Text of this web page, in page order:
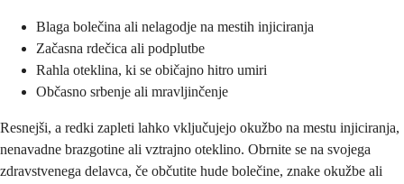
Blaga bolečina ali nelagodje na mestih injiciranja
Začasna rdečica ali podplutbe
Rahla oteklina, ki se običajno hitro umiri
Občasno srbenje ali mravljinčenje
Resnejši, a redki zapleti lahko vključujejo okužbo na mestu injiciranja,
nenavadne brazgotine ali vztrajno oteklino. Obrnite se na svojega
zdravstvenega delavca, če občutite hude bolečine, znake okužbe ali